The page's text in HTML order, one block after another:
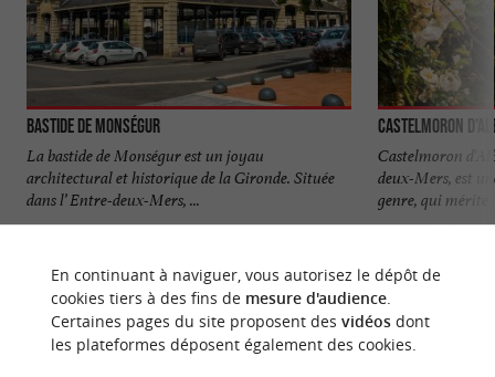
Bastide de Monségur
La bastide de Monségur est un joyau
architectural et historique de la Gironde. Située
dans l’ Entre-deux-Mers, ...
Castelmoron
Castelmoron
deux-Mers, est
genre, qui mérite
En continuant à naviguer, vous autorisez le dépôt de
cookies tiers à des fins de mesure d'audience.
Certaines pages du site proposent des vidéosdont
les plateformes déposent également des cookies.